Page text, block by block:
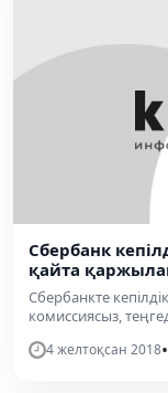
Сбербанк
қайта
Сбербанкте
комиссиясыз,
4 желтоқсан 2018•